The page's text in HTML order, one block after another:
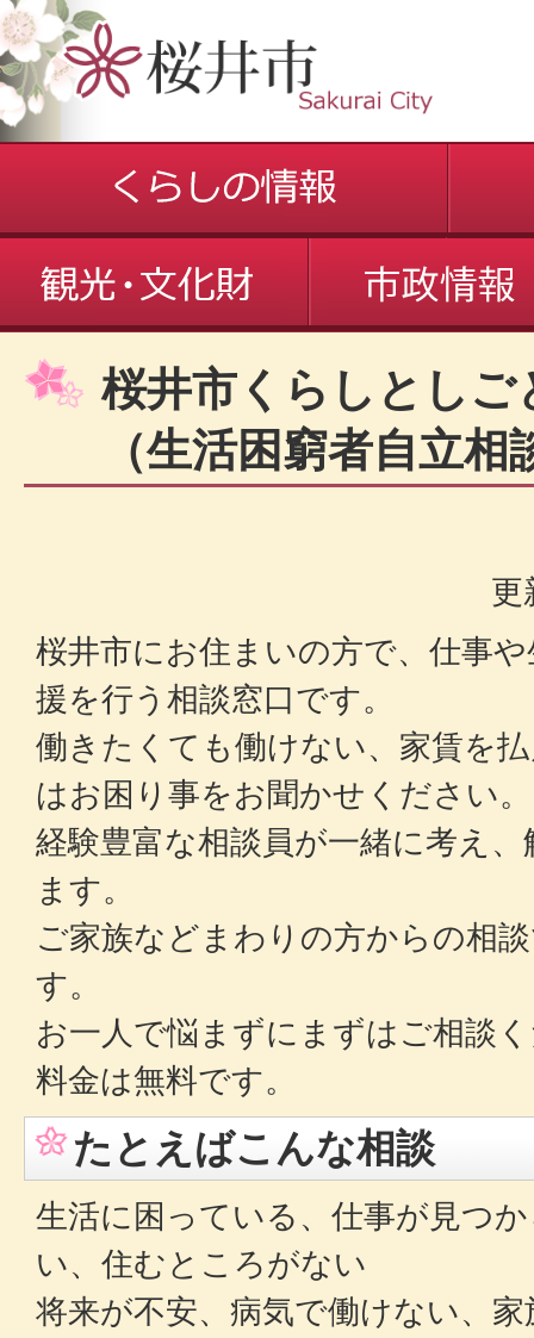
桜井市くらしとしご
（生活困窮者自立
更
桜井市にお住まいの方で、仕事
援を行う相談窓口です。
働きたくても働けない、家賃を
はお困り事をお聞かせください。
経験豊富な相談員が一緒に考え
ます。
ご家族などまわりの方からの相
す。
お一人で悩まずにまずはご相談
料金は無料です。
たとえばこんな相談
生活に困っている、仕事が見つ
い、住むところがない
将来が不安、病気で働けない、